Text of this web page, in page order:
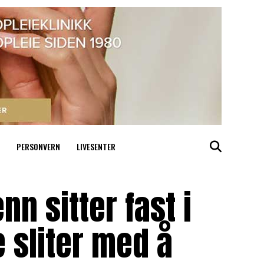
PERSONVERN LIVESENTER
sitter fast i
sliter med å